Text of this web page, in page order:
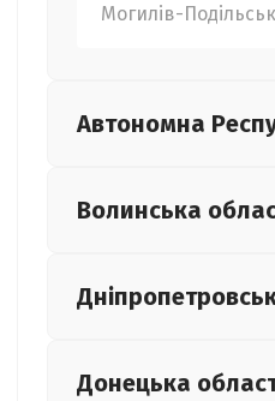
Могилів-
Автономна
Волинська
Донецька